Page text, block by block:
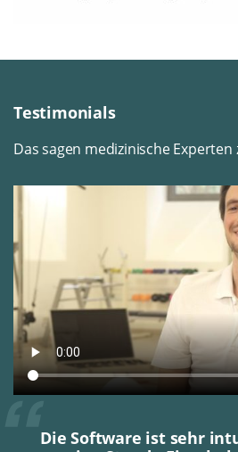
Testimonials
Das sagen medizinische Experten
Die Software ist sehr